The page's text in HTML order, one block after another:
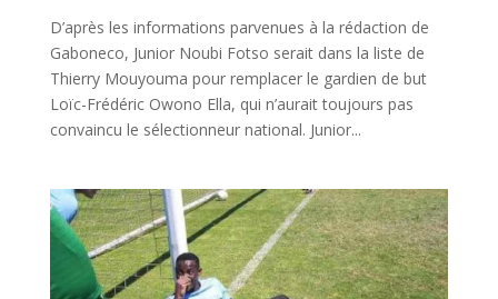
D’après les informations parvenues à la rédaction de
Gaboneco, Junior Noubi Fotso serait dans la liste de
Thierry Mouyouma pour remplacer le gardien de but
Loïc-Frédéric Owono Ella, qui n’aurait toujours pas
convaincu le sélectionneur national. Junior...